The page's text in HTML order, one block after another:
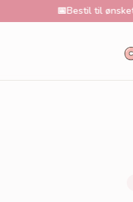
Bestil til ønsket dato